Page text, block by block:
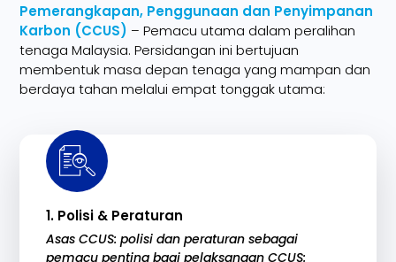
Pemerangkapan, Penggunaan dan Penyimpanan
Karbon (CCUS) – Pemacu utama dalam peralihan
tenaga Malaysia. Persidangan ini bertujuan
membentuk masa depan tenaga yang mampan dan
berdaya tahan melalui empat tonggak utama:
1. Polisi & Peraturan
Asas CCUS: polisi dan peraturan sebagai
pemacu penting bagi pelaksanaan CCUS: